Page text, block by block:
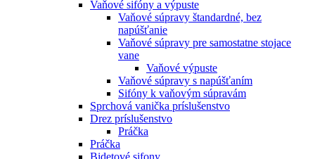
Vaňové sifóny a výpuste
Vaňové súpravy štandardné, bez
napúšťanie
Vaňové súpravy pre samostatne stojace
vane
Vaňové výpuste
Vaňové súpravy s napúšťaním
Sifóny k vaňovým súpravám
Sprchová vanička príslušenstvo
Drez príslušenstvo
Práčka
Práčka
Bidetové sifony